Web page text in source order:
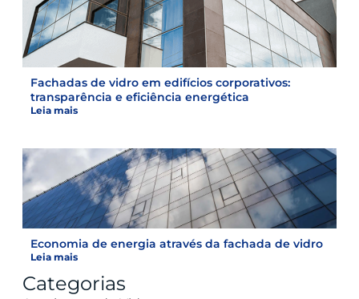
Fachadas de vidro em edifícios corporativos:
transparência e eficiência energética
Leia mais
Economia de energia através da fachada de vidro
Leia mais
Categorias